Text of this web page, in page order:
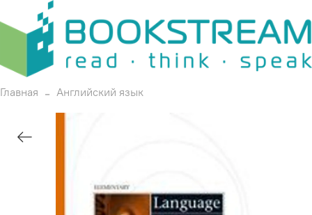
Главная Английский язык